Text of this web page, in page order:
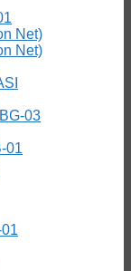
Net)
Net)
03
01